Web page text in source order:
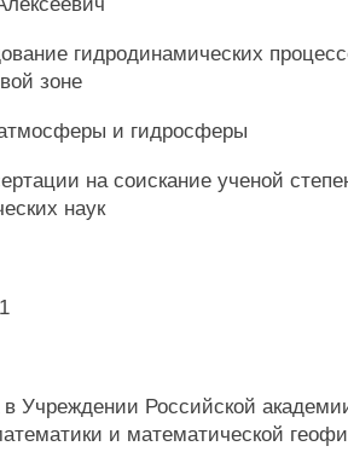
гидродинамических
зоне
и гидросферы
на соискание ученой
наук
Учреждении Российской
и математической